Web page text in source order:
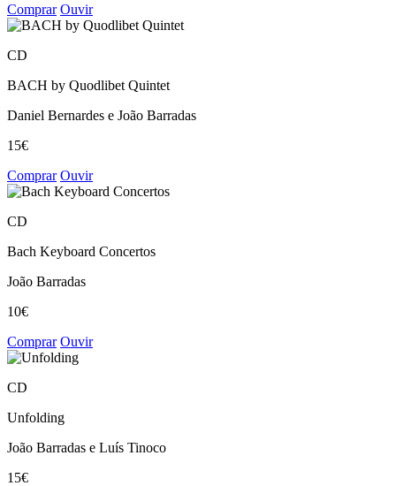
Comprar Ouvir
CD
BACH by Quodlibet Quintet
Daniel Bernardes e João Barradas
15€
Comprar Ouvir
CD
Bach Keyboard Concertos
João Barradas
10€
Comprar Ouvir
CD
Unfolding
João Barradas e Luís Tinoco
15€